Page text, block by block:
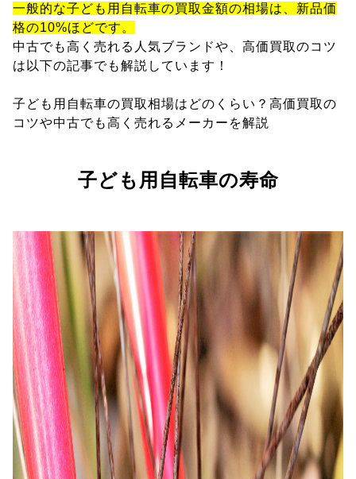
一般的な子ども用自転車の買取金額の相場は、新品価
格の10%ほどです。
中古でも高く売れる人気ブランドや、高価買取のコツ
は以下の記事でも解説しています！
子ども用自転車の買取相場はどのくらい？高価買取の
コツや中古でも高く売れるメーカーを解説
子ども用自転車の寿命